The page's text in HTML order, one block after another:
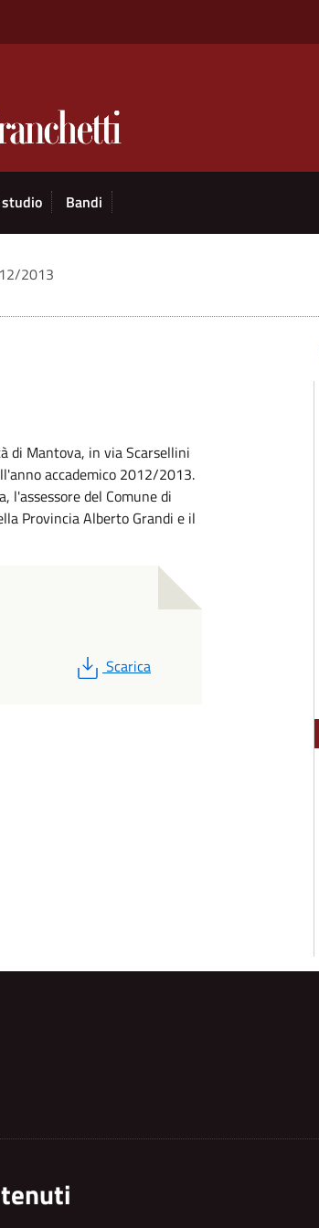
Bandi
2013
di Mantova, in via Scarsellini
accademico 2012/2013.
l'assessore del Comune di
Provincia Alberto Grandi e il
PDF
Scarica